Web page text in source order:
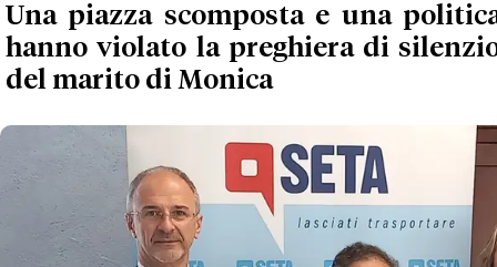
Una piazza scomposta e una
hanno violato la preghiera di
del marito di Monica